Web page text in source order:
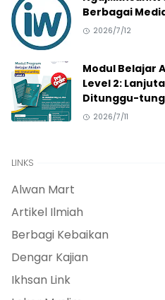
Berbagai
2026/7/12
Modul Belajar
Level 2:
Ditunggu-
2026/7/11
LINKS
Alwan Mart
Artikel Ilmiah
Berbagi Kebaikan
Dengar Kajian
Ikhsan Link